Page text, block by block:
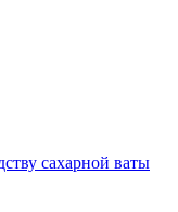
сахарной ваты